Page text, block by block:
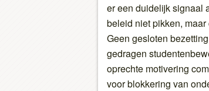
er een duidelijk signaal
beleid niet pikken,
Geen gesloten
gedragen
oprechte motivering
voor blokkering van